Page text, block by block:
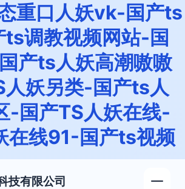
重口人妖vk-国产ts
调教视频网站-国
产ts人妖高潮嗷嗷
妖另类-国产ts人
-国产TS人妖在线-
在线91-国产ts视频
技有限公司